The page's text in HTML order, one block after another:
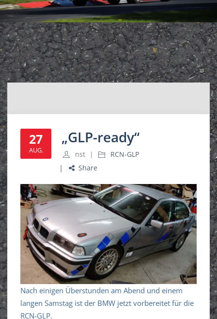
27
AUG.
„GLP-ready“
nst
RCN-GLP
Share
Nach einigen Überstunden am Abend und einem
langen Samstag ist der BMW jetzt vorbereitet für die
RCN-GLP.